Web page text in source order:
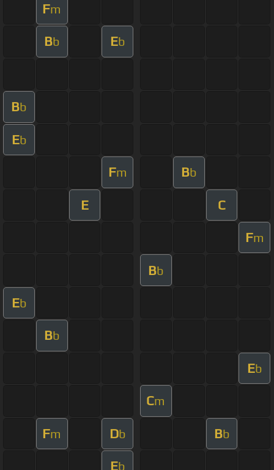
Fm
Bb Eb
Bb
Eb
Fm Bb
E C
Fm
Bb
Eb
Bb
Eb
Cm
Fm Db Bb
Eb